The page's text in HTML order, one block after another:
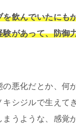
を飲んでいたにも
験があって、防御
の悪化だとか、何
キシジルで生えて
うような、感覚